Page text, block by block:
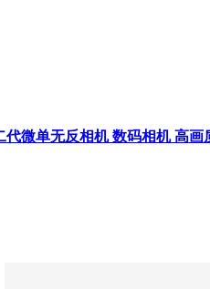
微单无反相机 数码相机 高